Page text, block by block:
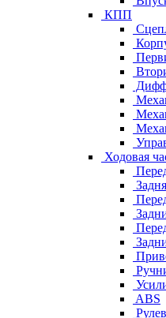
КПП
Ходовая
ABS